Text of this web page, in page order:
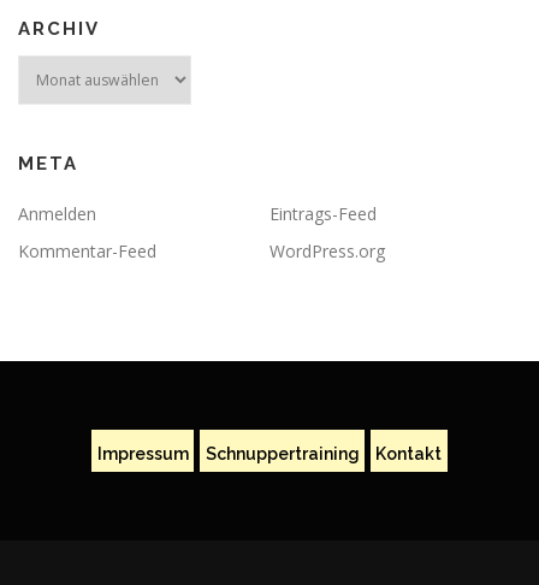
ARCHIV
META
Anmelden
Eintrags-Feed
Kommentar-Feed
WordPress.org
Impressum Schnuppertraining Kontakt